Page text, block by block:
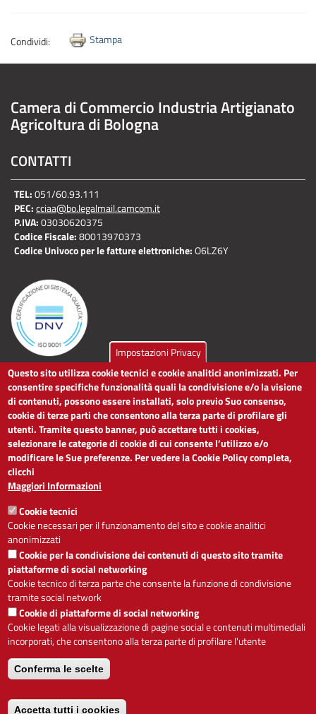
Condividi: Stampa
Camera di Commercio Industria Artigianato
Agricoltura di Bologna
CONTATTI
TEL:051/60.93.111
PEC:cciaa@bo.legalmail.camcom.it
P.IVA:03030620375
Codice Fiscale:80013970373
Codice Univoco per le fatture elettroniche:O6LZ6Y
LINK UTILI
Dichiarazione di accessibilità
Obiettivi di accessibilità
Segnalaci problemi di accessibilità
Note legali
Privacy
Accesso riservato
ACCESSIBILITÀ
- A +
Alto contrasto
Servizio realizzato da
Impostazioni Privacy
Questo sito utilizza cookie tecnici e cookie analitici anonimizzati. Per
consentire specifiche funzionalità quali la condivisione e/o la visione
di contenuti, possono essere installati, solo previo Suo consenso,
cookie di terze parti che consentono alla terza parte di profilare gli
utenti. Tramite questo banner, può accettare tutti i cookies,
selezionare le categorie di cookie di cui consente l’utilizzo e/o
modificare le Sue preferenze. Per vedere la Cookie Policy completa,
clicchi
Maggiori Informazioni
Cookie tecnici
Cookie necessari per il funzionamento del sito e cookie analitici
anonimizzati
Cookie per la condivisione dei contenuti di questo sito tramite
piattaforme di social networking
Cookie tecnico di terza parte che consente la funzione di condivisione
tramite social network
Cookie di piattaforme di social networking
Cookie legati alla visualizzazione di pagine social e contenuti multimediali
incorporati, che consentono alla terza parte di profilare l'utente
Conferma le scelte
Accetta tutti i cookies